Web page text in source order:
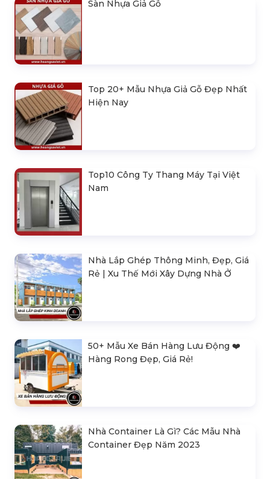
Sàn Nhựa Giả Gỗ
Top 20+ Mẫu Nhựa Giả Gỗ Đẹp Nhất
Hiện Nay
Top10 Công Ty Thang Máy Tại Việt
Nam
Nhà Lắp Ghép Thông Minh, Đẹp, Giá
Rẻ | Xu Thế Mới Xây Dựng Nhà Ở
50+ Mẫu Xe Bán Hàng Lưu Động ❤️️
Hàng Rong Đẹp, Giá Rẻ!
Nhà Container Là Gì? Các Mẫu Nhà
Container Đẹp Năm 2023